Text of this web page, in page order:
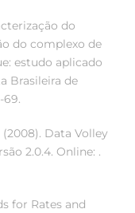
do
do complexo de
estudo aplicado
Brasileira de
69.
(2008). Data Volley
2.0.4. Online: .
for Rates and